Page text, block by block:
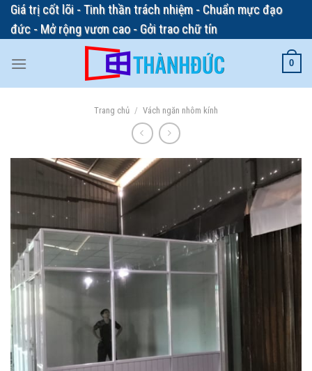
Skip
content
Giá trị cốt lõi - Tinh thần trách nhiệm - Chuẩn mực đạo
đức - Mở rộng vươn cao - Gởi trao chữ tín
0
Trang chủ / Vách ngăn nhôm kính